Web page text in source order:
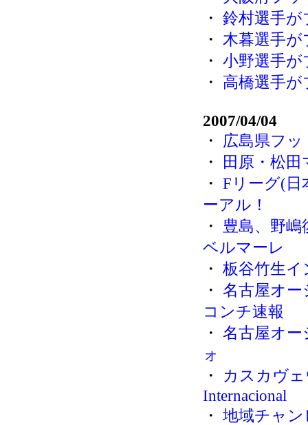
・ 鈴村選手
・ 木暮選手
・ 小野選手
・ 高橋選手
2007/04/04
・ 広島県フ
・ 田原・松
・ Fリーグ(
ーアル！
・ 豊島、野嶋
ベルマーレ
・ 板谷竹生
・ 名古屋オー
コンチ速報
・ 名古屋オ
ォ
・
カスカヴ
Internacional
・ 地域チャ